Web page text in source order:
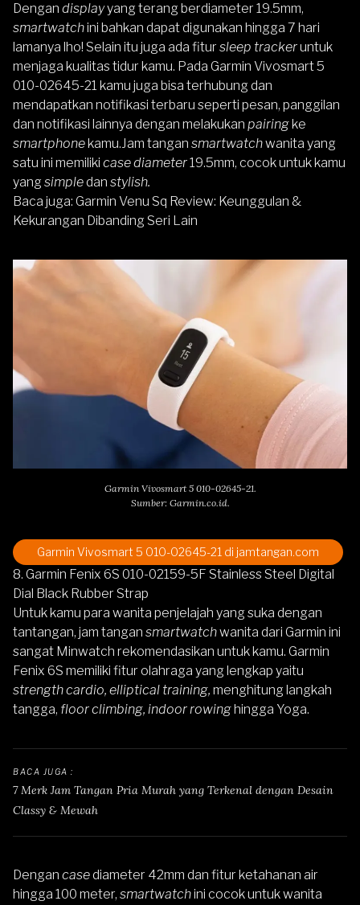
Dengan displayyang terang berdiameter 19.5mm,
smartwatchini bahkan dapat digunakan hingga 7 hari
lamanya lho! Selain itu juga ada fitur sleep trackeruntuk
menjaga kualitas tidur kamu. Pada Garmin Vivosmart 5
010-02645-21 kamu juga bisa terhubung dan
mendapatkan notifikasi terbaru seperti pesan, panggilan
dan notifikasi lainnya dengan melakukan pairingke
smartphonekamu.Jam tangan smartwatchwanita yang
satu ini memiliki case diameter19.5mm, cocok untuk kamu
yang simpledan stylish.
Baca juga: Garmin Venu Sq Review: Keunggulan &
Kekurangan Dibanding Seri Lain
Garmin Vivosmart 5 010-02645-21.
Sumber: Garmin.co.id.
Garmin Vivosmart 5 010-02645-21 di jamtangan.com
8. Garmin Fenix 6S 010-02159-5F Stainless Steel Digital
Dial Black Rubber Strap
Untuk kamu para wanita penjelajah yang suka dengan
tantangan, jam tangan smartwatchwanita dari Garmin ini
sangat Minwatch rekomendasikan untuk kamu. Garmin
Fenix 6S memiliki fitur olahraga yang lengkap yaitu
strength cardio, elliptical training, menghitung langkah
tangga, floor climbing, indoor rowinghingga Yoga.
BACA JUGA :
7 Merk Jam Tangan Pria Murah yang Terkenal dengan Desain
Classy & Mewah
Dengan casediameter 42mm dan fitur ketahanan air
hingga 100 meter, smartwatchini cocok untuk wanita